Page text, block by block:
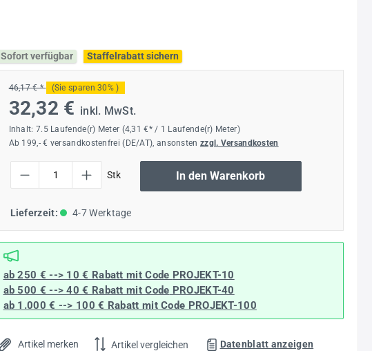
Sofort verfügbar
Staffelrabatt sichern
46,17 € * (Sie sparen 30% )
32,32 € inkl. MwSt.
Inhalt: 7.5 Laufende(r) Meter (4,31 €* / 1 Laufende(r) Meter)
Ab 199,- € versandkostenfrei (DE/AT), ansonsten zzgl. Versandkosten
Stk In den Warenkorb
Lieferzeit: 4-7 Werktage
ab 250 € --> 10 € Rabatt mit Code PROJEKT-10
ab 500 € --> 40 € Rabattmit Code PROJEKT-40
ab 1.000 € --> 100 € Rabatt mit Code PROJEKT-100
Artikel merken Artikel vergleichen Datenblatt anzeigen